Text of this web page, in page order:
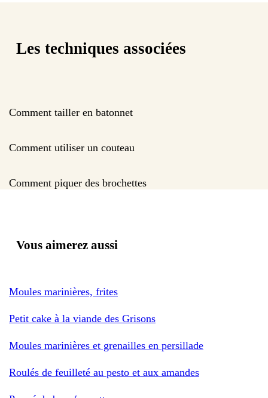
Les techniques associées
Comment tailler en batonnet
Comment utiliser un couteau
Comment piquer des brochettes
Vous aimerez aussi
Moules marinières, frites
Petit cake à la viande des Grisons
Moules marinières et grenailles en persillade
Roulés de feuilleté au pesto et aux amandes